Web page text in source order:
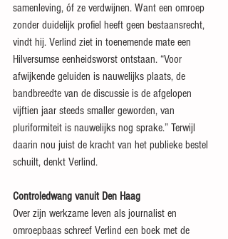
samenleving, óf ze verdwijnen. Want een omroep
zonder duidelijk profiel heeft geen bestaansrecht,
vindt hij. Verlind ziet in toenemende mate een
Hilversumse eenheidsworst ontstaan. “Voor
afwijkende geluiden is nauwelijks plaats, de
bandbreedte van de discussie is de afgelopen
vijftien jaar steeds smaller geworden, van
pluriformiteit is nauwelijks nog sprake.” Terwijl
daarin nou juist de kracht van het publieke bestel
schuilt, denkt Verlind.
Controledwang vanuit Den Haag
Over zijn werkzame leven als journalist en
omroepbaas schreef Verlind een boek met de